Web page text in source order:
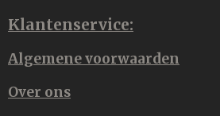
Klantenservice:
Algemene voorwaarden
Over ons